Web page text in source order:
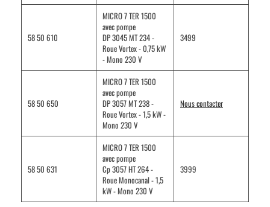
58 50 610
MICRO 7 TER 1500
avec pompe
DP 3045 MT 234 -
Roue Vortex - 0,75 kW
- Mono 230 V
3499
58 50 650
MICRO 7 TER 1500
avec pompe
DP 3057 MT 238 -
Roue Vortex - 1,5 kW -
Mono 230 V
Nous contacter
58 50 631
MICRO 7 TER 1500
avec pompe
Cp 3057 HT 264 -
Roue Monocanal - 1,5
kW - Mono 230 V
3999